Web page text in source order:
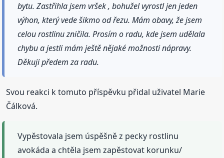
bytu. Zastřihla jsem vršek , bohužel vyrostl jen jeden
výhon, který vede šikmo od řezu. Mám obavy, že jsem
celou rostlinu zničila. Prosím o radu, kde jsem udělala
chybu a jestli mám ještě nějaké možnosti nápravy.
Děkuji předem za radu.
Svou reakci k tomuto příspěvku přidal uživatel Marie
Čálková.
Vypěstovala jsem úspěšně z pecky rostlinu
avokáda a chtěla jsem zapěstovat korunku/